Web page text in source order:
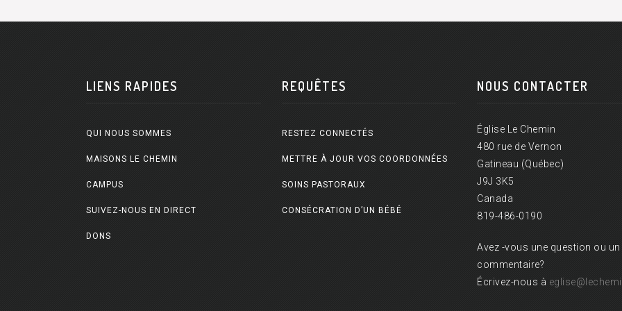
LIENS RAPIDES
QUI NOUS SOMMES
MAISONS LE CHEMIN
CAMPUS
SUIVEZ-NOUS EN DIRECT
DONS
REQUÊTES
RESTEZ CONNECTÉS
METTRE À JOUR VOS COORDONNÉES
SOINS PASTORAUX
CONSÉCRATION D’UN BÉBÉ
NOUS CONTACTER
Église Le Chemin
480 rue de Vernon
Gatineau (Québec)
J9J 3K5
Canada
819-486-0190
Avez -vous une question ou un
commentaire?
Écrivez-nous à